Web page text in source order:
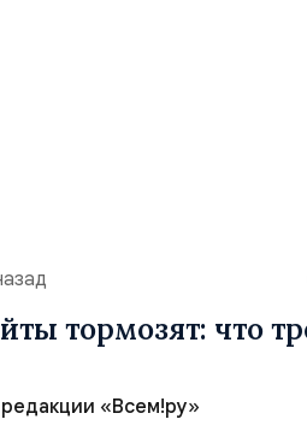
тормозят: что
редакции «Всем!ру»